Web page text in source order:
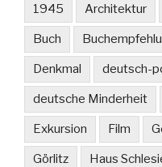
1945 Architektur
Buch
Denkmal deutsch-
deutsche Minderheit
Exkursion Film
Görlitz Haus